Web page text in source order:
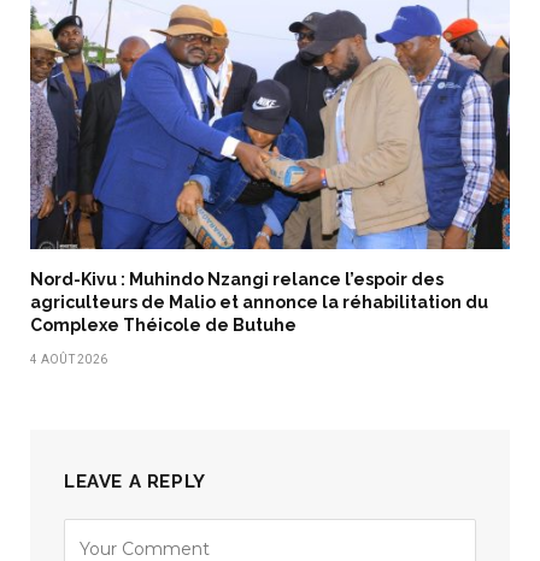
Nord-Kivu : Muhindo Nzangi relance l’espoir des
agriculteurs de Malio et annonce la réhabilitation du
Complexe Théicole de Butuhe
4 AOÛT 2026
LEAVE A REPLY